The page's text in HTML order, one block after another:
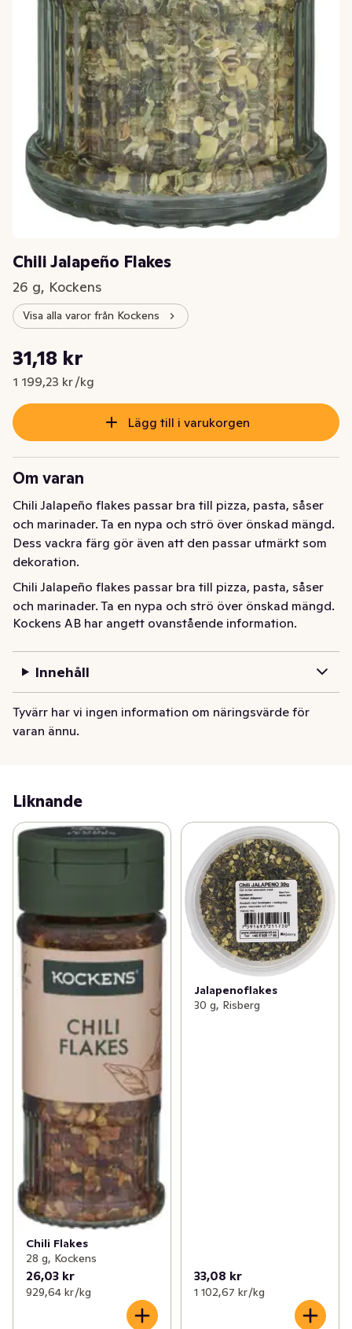
Chili Jalapeño Flakes
26 g, Kockens
Visa alla varor från Kockens
Nuvarande pris är: 31,18 kr
31,18 kr
1 199,23 kr /kg
Styckpris: 1 199,23 kr /kg
Lägg till i varukorgen
Om varan
Chili Jalapeño flakes passar bra till pizza, pasta, såser
och marinader. Ta en nypa och strö över önskad mängd.
Dess vackra färg gör även att den passar utmärkt som
dekoration.
Chili Jalapeño flakes passar bra till pizza, pasta, såser
och marinader. Ta en nypa och strö över önskad mängd.
Dess vackra färg gör även att den passar utmärkt som
Kockens AB har angett ovanstående information.
Innehåll
Tyvärr har vi ingen information om näringsvärde för
varan ännu.
Liknande
Chili Flakes
28 g, Kockens
26,03 kr
929,64 kr /kg
Jalapenoflakes
30 g, Risberg
33,08 kr
1 102,67 kr /kg